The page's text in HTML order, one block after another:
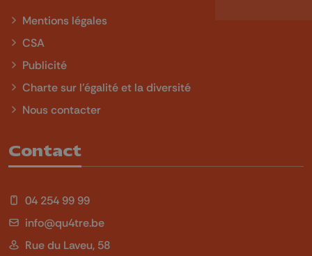
Mentions légales
CSA
Publicité
Charte sur l'égalité et la diversité
Nous contacter
Contact
04 254 99 99
info@qu4tre.be
Rue du Laveu, 58